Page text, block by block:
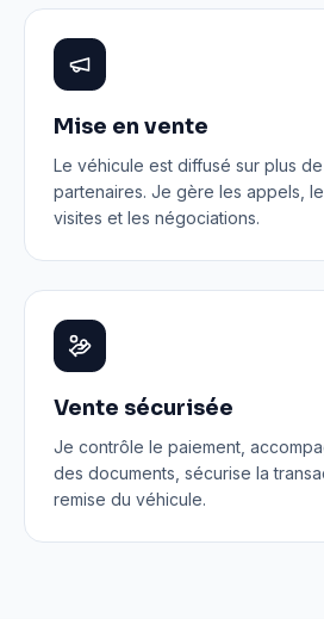
Mise en vente
Le véhicule est diffusé sur plus
partenaires. Je gère les appels,
visites et les négociations.
Vente sécurisée
Je contrôle le paiement,
des documents, sécurise la
remise du véhicule.